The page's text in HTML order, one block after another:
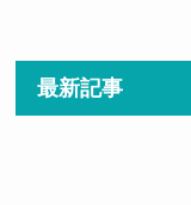
最新記事